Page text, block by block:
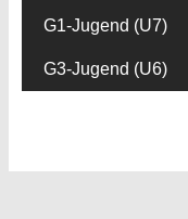
G1-Jugend (U7)
G3-Jugend (U6)